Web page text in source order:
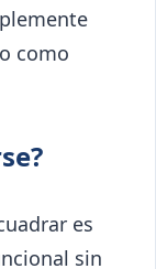
como
es
sin